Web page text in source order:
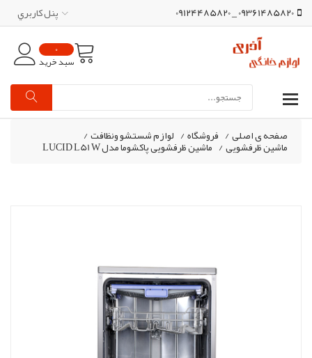
09361485820 _ 09124485820 پنل کاربري
0
سبد خرید
صفحه ی اصلی/ فروشگاه/ لوازم شستشو ونظافت/
ماشین ظرفشویی/ ماشین ظرفشویی پاکشوما مدل LUCID L51 W